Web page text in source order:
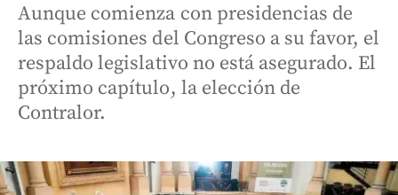
Aunque comienza con presidencias de
las comisiones del Congreso a su favor, el
respaldo legislativo no está asegurado. El
próximo capítulo, la elección de
Contralor.